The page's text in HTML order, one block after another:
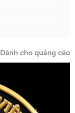
Dành cho quảng cáo